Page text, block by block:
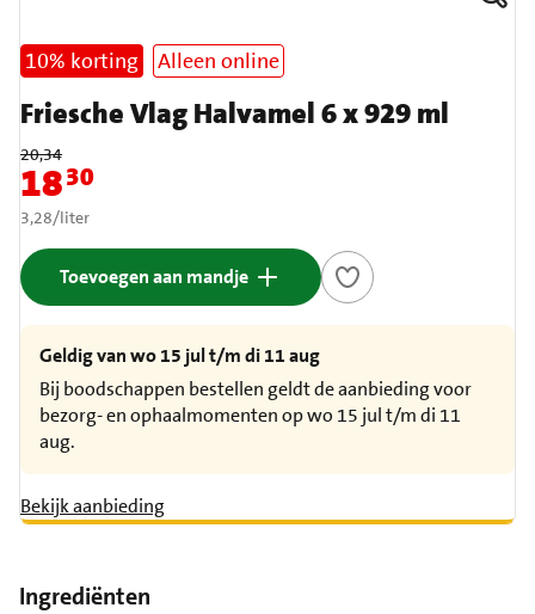
Friesche Vlag Halvamel 6 x 929 ml
Oude prijs: € 20,34
20,34
Nieuwe prijs: € 18,30
1830
€ 3,28 per liter
3,28/liter
Toevoegen aan mandje
Alleen online
10% korting
Geldig van wo 15 jul t/m di 11 aug
Bij boodschappen bestellen geldt de aanbieding voor
bezorg- en ophaalmomenten op wo 15 jul t/m di 11
aug.
Bekijk aanbieding
Ingrediënten